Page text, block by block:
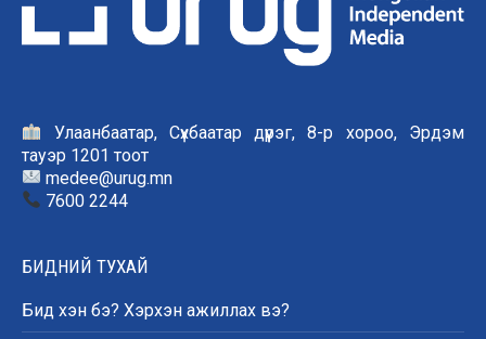
Улаанбаатар, Сүхбаатар дүүрэг, 8-р хороо, Эрдэм
тауэр 1201 тоот
medee@urug.mn
7600 2244
БИДНИЙ ТУХАЙ
Бид хэн бэ? Хэрхэн ажиллах вэ?